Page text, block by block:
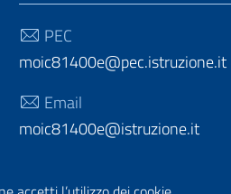
PEC
moic81400e@pec.istruzione.it
Email
moic81400e@istruzione.it